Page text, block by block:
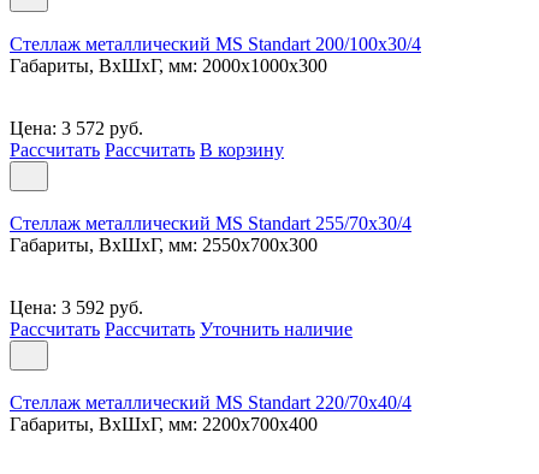
Стеллаж металлический MS Standart 200/100x30/4
Габариты, ВxШxГ, мм: 2000x1000x300
Цена: 3 572 руб.
Рассчитать Рассчитать В корзину
Стеллаж металлический MS Standart 255/70x30/4
Габариты, ВxШxГ, мм: 2550x700x300
Цена: 3 592 руб.
Рассчитать Рассчитать Уточнить наличие
Стеллаж металлический MS Standart 220/70x40/4
Габариты, ВxШxГ, мм: 2200x700x400